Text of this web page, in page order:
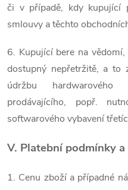
či v případě, kdy kupující
smlouvy a těchto
6. Kupující bere na
dostupný nepřetržitě, a to
údržbu
prodávajícího, popř.
softwarového vybavení
V. Platební podmínky
1. Cenu zboží a případné